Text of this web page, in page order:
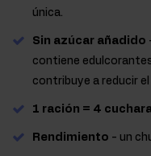
única.
Sin azúcar añadido
contiene
contribuye a reducir
1 ración = 4
Rendimiento - un